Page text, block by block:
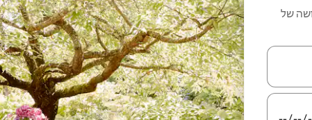
של
למעלה ולמטה או לעיין בעזרת תנועות מגע או החלקה.